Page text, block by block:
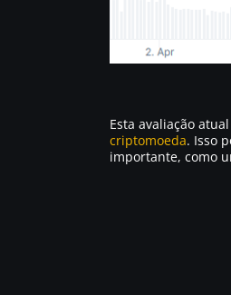
Esta avaliação
criptomoeda. Isso
importante, como